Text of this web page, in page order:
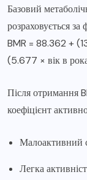
Базовий
розраховується
BMR = 88.362 +
(5.677 × вік в
Після отримання
коефіцієнт
Малоактивний
Легка